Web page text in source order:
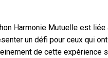
Harmonie Mutuelle est
un défi pour ceux qui
de cette expérience